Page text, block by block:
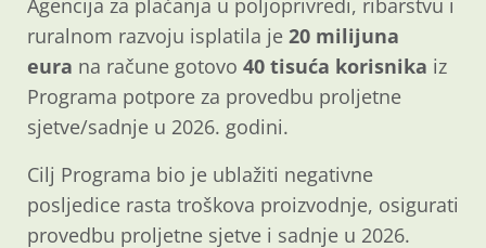
Agencija za plaćanja u poljoprivredi, ribarstvu i
ruralnom razvoju isplatila je 20 milijuna
eura na račune gotovo 40 tisuća korisnika iz
Programa potpore za provedbu proljetne
sjetve/sadnje u 2026. godini.
Cilj Programa bio je ublažiti negativne
posljedice rasta troškova proizvodnje, osigurati
provedbu proljetne sjetve i sadnje u 2026.